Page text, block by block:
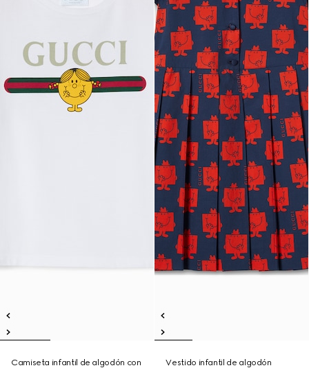
Camiseta infantil de algodón con
Vestido infantil de algodón